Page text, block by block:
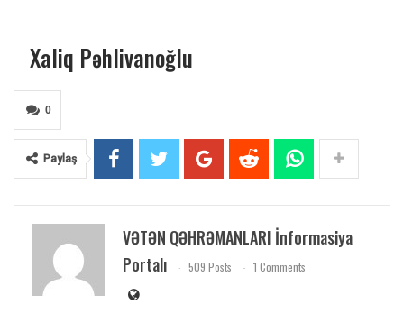
Xaliq Pəhlivanoğlu
0
Paylaş
VƏTƏN QƏHRƏMANLARI İnformasiya
Portalı
509 Posts 1 Comments